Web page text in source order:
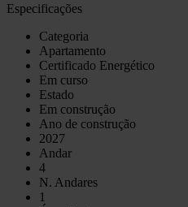
Especificações
Categoria
Apartamento
Certificado Energético
Em curso
Estado
Em construção
Ano de construção
2027
Andar
4
N. Andares
1